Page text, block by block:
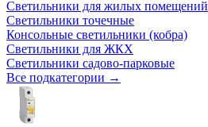
Светильники для жилых помещений
Светильники точечные
Консольные светильники (кобра)
Светильники для ЖКХ
Светильники садово-парковые
Все подкатегории →